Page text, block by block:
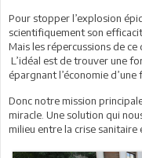
Pour stopper l’explosion
scientifiquement son
Mais les répercussions de ce
L’idéal est de trouver une
épargnant l’économie d’une
Donc notre mission
miracle. Une solution qui
milieu entre la crise sanitaire